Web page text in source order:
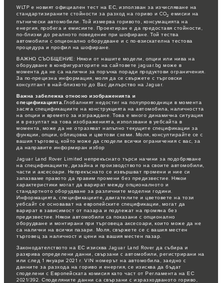
WLTP е новият официален тест на ЕС, използван за изчисляване на
стандартизираните стойности за разход на гориво и CO2 емисии на
пътнически автомобили. Той измерва горивото, консумацията на
енергия, пробега и емисиите. Проектиран е да предоставя стойности,
по-близки до реалното поведение при шофиране. Той тества
автомобили с опционално оборудване и с по-взискателна тестова
процедура и профил на шофиране.
ВАЖНО СЪОБЩЕНИЕ: Някои от нашите модели, опции или нива на
оборудване в конфигураторите на сайтовете jaguar.bg може в
момента да не са налични за поръчка поради продуктови ограничения.
За по-прецизна информация, моля да се свържете с търговски
консултант в най-близкото до Вас дилърство на Jaguar.
Важна забележка относно изображенията и
спецификацията. Глобалният недостиг на полупроводници в момента
засяга спецификациите на конструкцията на автомобила, наличността
на опции и времето за изграждане. Това е много динамична ситуация
и в резултат на това изображенията, използвани в уебсайта в
момента, може да не отразяват напълно текущите спецификации за
функции, опции, облицовка и цветови схеми. Моля, консултирайте се с
вашия търговец, който може да сподели всички ограничения с вас, за
да направите информиран избор
Jaguar Land Rover Limited непрекъснато търси начини за подобряване
на спецификациите, дизайна и производството на своите автомобили,
части и аксесоари. Непрекъснато се извършват промени и ние си
запазваме правото да правим промени без предизвестие. Някои
характеристики могат да варират между опционалното и
стандартното оборудване за различните моделни години.
Информацията, спецификациите, двигателите и цветовете на този
уебсайт се основават на европейските спецификации, могат да
варират в зависимост от пазара и подлежат на промяна без
предизвестие. Някои автомобили са показани с опционално
оборудване и монтирани при търговеца аксесоари, които може да не
са налични на всички пазари. Моля, свържете се с вашия местен
търговец за наличност и цени на вашия местен пазар.
Законодателството на ЕС изисква Jaguar Land Rover да събира и
разкрива определени данни, свързани с автомобили, регистрирани на
или след 1 януари 2021 г. VIN номерът на автомобила, заедно с
данните за разхода на гориво и енергия, се изисква да бъдат
споделени с Европейската комисия като част от Регламента на ЕС
2021/392. Споделяните данни са свързани с изразходваното гориво,